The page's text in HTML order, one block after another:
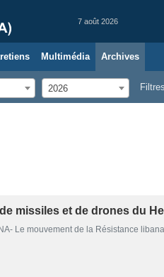
7 août 2026
Multimédia Archives
2026 Filtres
missiles et de drones du
Le mouvement de la Résistance